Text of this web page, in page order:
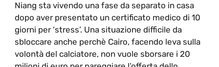
Niang sta vivendo una fase da separato in casa
dopo aver presentato un certificato medico di 10
giorni per ‘stress’. Una situazione difficile da
sbloccare anche perchè Cairo, facendo leva sulla
volontà del calciatore, non vuole sborsare i 20